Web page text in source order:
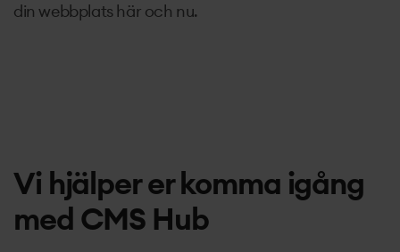
din webbplats här och nu.
Vi hjälper er komma igång
med CMS Hub